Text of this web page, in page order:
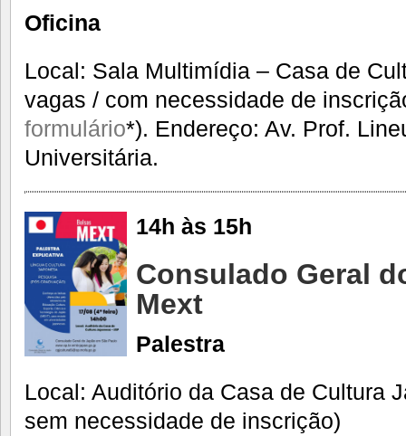
Oficina
Local: Sala Multimídia – Casa de
vagas / com necessidade de
formulário*). Endereço: Av. Prof.
Universitária.
14h às 15h
Consulado Geral
Mext
Palestra
Local: Auditório da Casa de Cultura
sem necessidade de inscrição)